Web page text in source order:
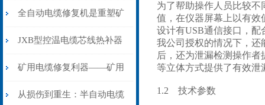
从“盲测”到“精确定点”的三
步作业法
全自动电缆修复机是重塑矿
山电力动脉的“智能外科医
生”
JXB型控温电缆芯线热补器
安装与接线：精准修复的工
艺基石
矿用电缆修复利器——矿用
电缆热补机智能控温，安全
从损伤到重生：半自动电缆
为了帮助操作人员比较
值，在仪器屏幕上以有效
设计有USB通信接口，
我公司授权的情况下，还
后，还为泄漏检测操作
等立体方式提供了有效
1.2 技术参数